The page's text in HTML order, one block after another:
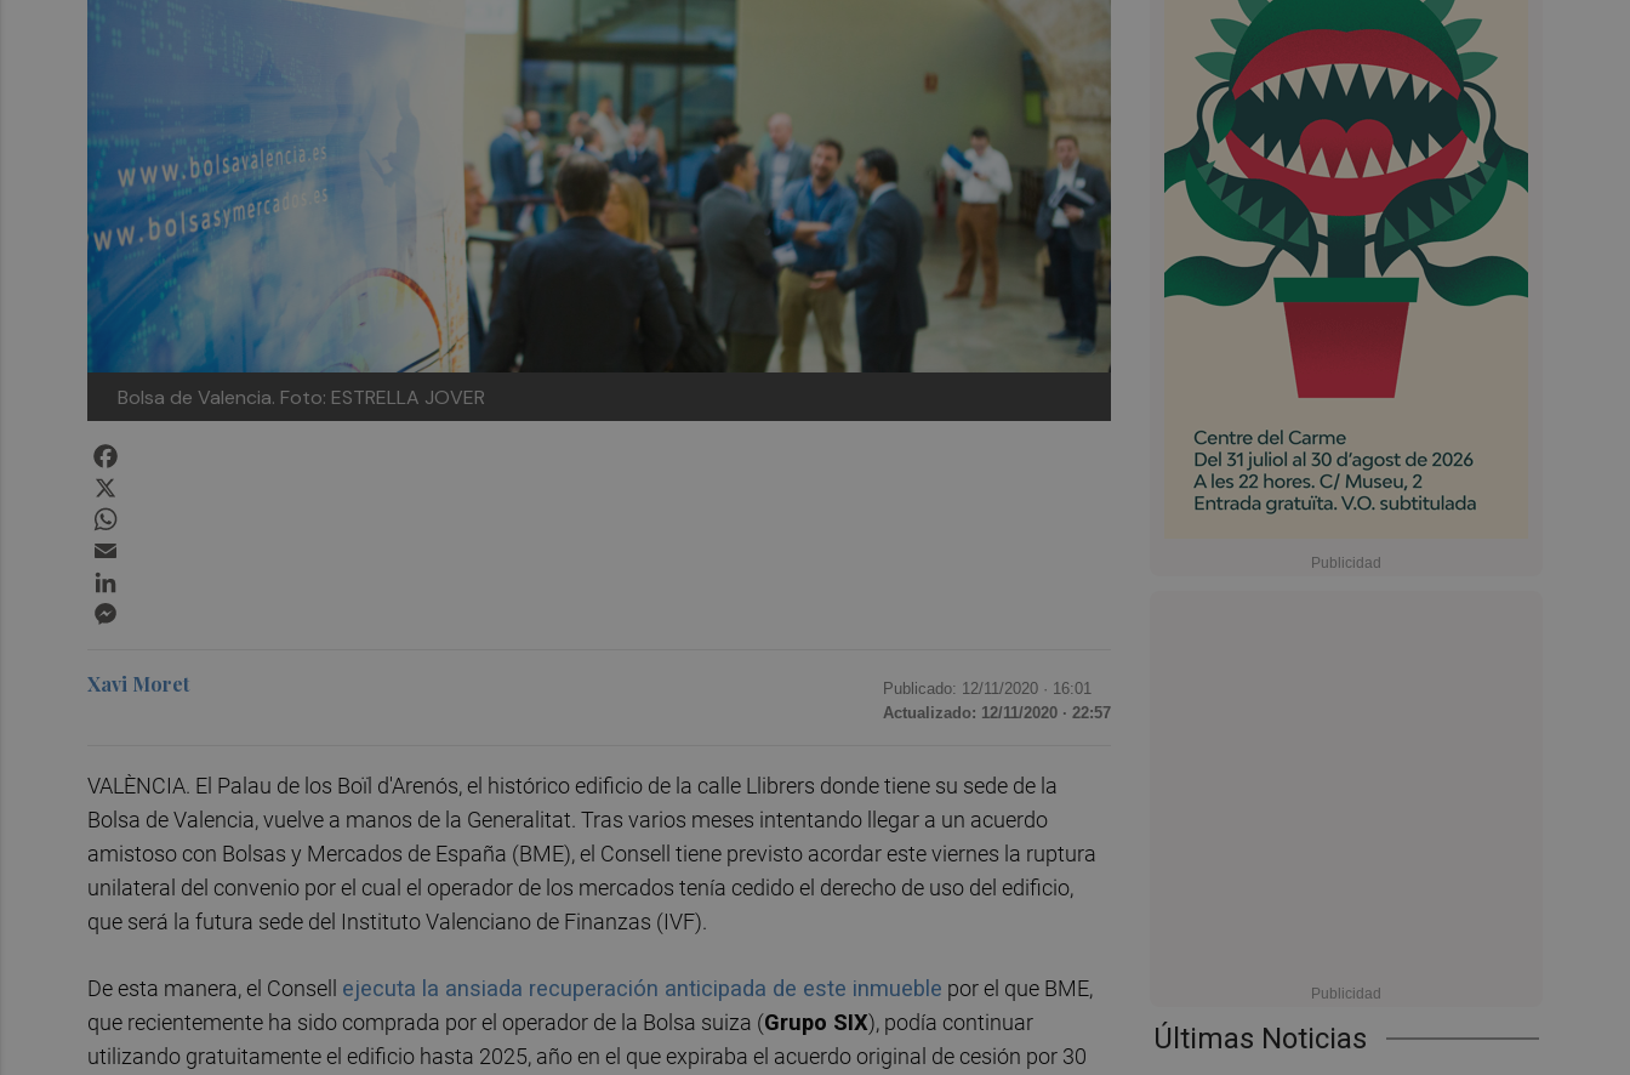
Bolsa de Valencia. Foto: ESTRELLA JOVER
Últimas Noticias
Xavi Moret Publicado: 12/11/2020 · 16:01
Actualizado: 12/11/2020 · 22:57
VALÈNCIA. El Palau de los Boïl d'Arenós, el histórico edificio de la calle Llibrers donde tiene su sede de la
Bolsa de Valencia, vuelve a manos de la Generalitat. Tras varios meses intentando llegar a un acuerdo
amistoso con Bolsas y Mercados de España (BME), el Consell tiene previsto acordar este viernes la ruptura
unilateral del convenio por el cual el operador de los mercados tenía cedido el derecho de uso del edificio,
que será la futura sede del Instituto Valenciano de Finanzas (IVF).
De esta manera, el Consell ejecuta la ansiada recuperación anticipada de este inmueble por el que BME,
que recientemente ha sido comprada por el operador de la Bolsa suiza (Grupo SIX), podía continuar
utilizando gratuitamente el edificio hasta 2025, año en el que expiraba el acuerdo original de cesión por 30